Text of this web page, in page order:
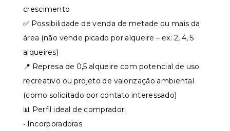
crescimento
✅ Possibilidade de venda de metade ou mais da
área (não vende picado por alqueire – ex: 2, 4, 5
alqueires)
📍 Represa de 0,5 alqueire com potencial de uso
recreativo ou projeto de valorização ambiental
(como solicitado por contato interessado)
📊 Perfil ideal de comprador:
• Incorporadoras